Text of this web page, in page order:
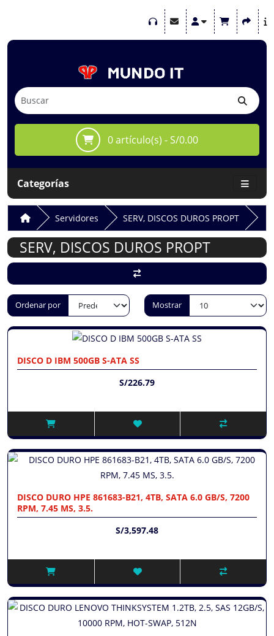
0 artículo(s) - S/0.00
Categorías
Servidores SERV, DISCOS DUROS PROPT
SERV, DISCOS DUROS PROPT
Ordenar por Mostrar
DISCO D IBM 500GB S-ATA SS
S/226.79
DISCO DURO HPE 861683-B21, 4TB, SATA 6.0 GB/S, 7200
RPM, 7.45 MS, 3.5.
S/3,597.48